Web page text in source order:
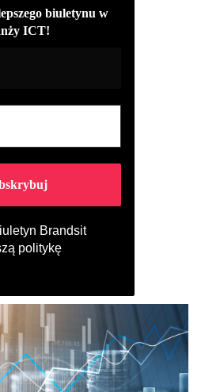
biuletynu w
ICT!
Brandsit
politykę